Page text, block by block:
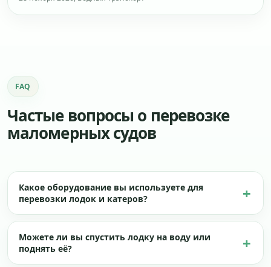
FAQ
Частые вопросы о перевозке
маломерных судов
Какое оборудование вы используете для
перевозки лодок и катеров?
Можете ли вы спустить лодку на воду или
поднять её?